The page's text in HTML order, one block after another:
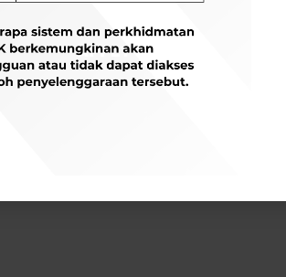
Bandaraya Kuantan (MBK)
/ Google Chrome 13.0 Ke Atas Dengan Resolusi 1024x768